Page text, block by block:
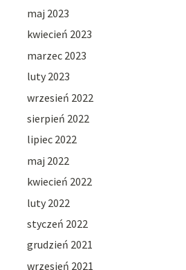
maj 2023
kwiecień 2023
marzec 2023
luty 2023
wrzesień 2022
sierpień 2022
lipiec 2022
maj 2022
kwiecień 2022
luty 2022
styczeń 2022
grudzień 2021
wrzesień 2021